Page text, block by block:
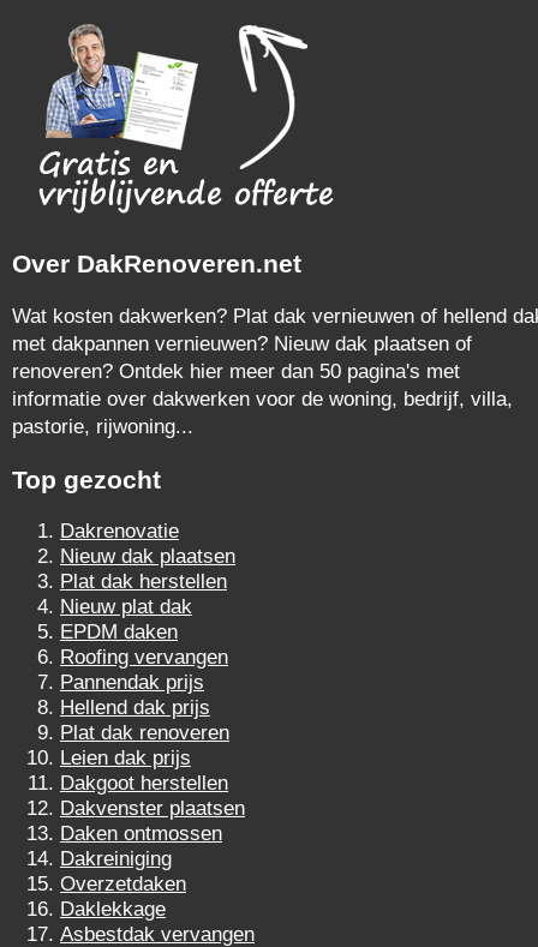
Over DakRenoveren.net
Wat kosten dakwerken? Plat dak vernieuwen of hellend
met dakpannen vernieuwen? Nieuw dak plaatsen of
renoveren? Ontdek hier meer dan 50 pagina's met
informatie over dakwerken voor de woning, bedrijf, villa,
pastorie, rijwoning...
Top gezocht
Dakrenovatie
Nieuw dak plaatsen
Plat dak herstellen
Nieuw plat dak
EPDM daken
Roofing vervangen
Pannendak prijs
Hellend dak prijs
Plat dak renoveren
Leien dak prijs
Dakgoot herstellen
Dakvenster plaatsen
Daken ontmossen
Dakreiniging
Overzetdaken
Daklekkage
Asbestdak vervangen